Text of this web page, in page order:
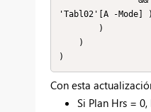
'Tabl02'[A -Mode] )
Con esta
Si Plan Hrs =